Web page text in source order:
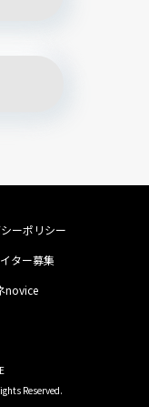
ーポリシー
ター募集
novice
Reserved.